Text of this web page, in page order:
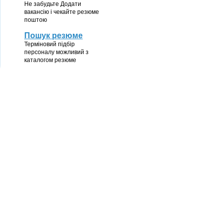
Не забудьте Додати
вакансію і чекайте резюме
поштою
Пошук резюме
Терміновий підбір
персоналу можливий з
каталогом резюме